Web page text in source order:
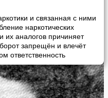
и связанная с ними
наркотических
их аналогов причиняет
запрещён и влечёт
ответственность